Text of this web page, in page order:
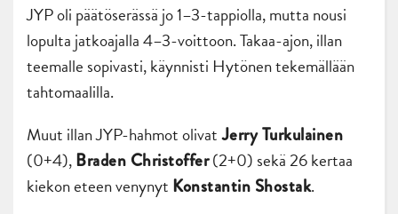
JYP oli päätöserässä jo 1–3-tappiolla, mutta nousi
lopulta jatkoajalla 4–3-voittoon. Takaa-ajon, illan
teemalle sopivasti, käynnisti Hytönen tekemällään
tahtomaalilla.
Muut illan JYP-hahmot olivatJerry Turkulainen
(0+4),Braden Christoffer(2+0) sekä 26 kertaa
kiekon eteen venynyt Konstantin Shostak.